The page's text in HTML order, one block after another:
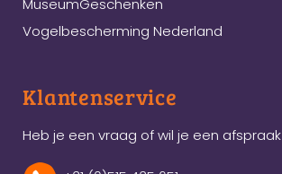
MuseumGeschenken
Vogelbescherming Nederland
Klantenservice
Heb je een vraag of wil je een